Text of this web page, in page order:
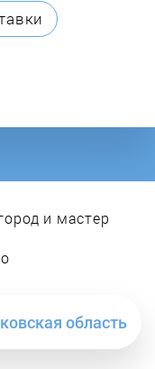
и мастер
область